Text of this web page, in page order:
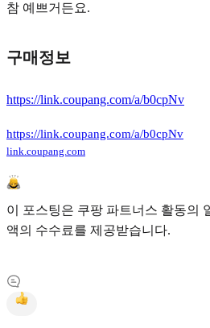
참 예쁘거든요.
구매정보
https://link.coupang.com/a/b0cpNv
https://link.coupang.com/a/b0cpNv
link.coupang.com
이 포스팅은 쿠팡 파트너스 활동의
액의 수수료를 제공받습니다.